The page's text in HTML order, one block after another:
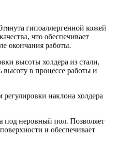
гипоаллергенной кожей
что обеспечивает
окончания работы.
высоты холдера из стали,
высоту в процессе работы и
наклона холдера
под неровный пол. Позволяет
и обеспечивает